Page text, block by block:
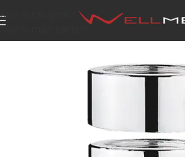
Skip to navigation